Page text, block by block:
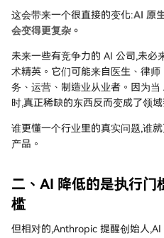
这会带来一个很直接的变化:AI 原
会变得更复杂。
未来一些有竞争力的 AI 公司,未必
术精英。它们可能来自医生、律师
务、运营、制造业从业者。因为当
时,真正稀缺的东西反而变成了领域
谁更懂一个行业里的真实问题,谁
产品。
二、AI 降低的是执行门
槛
但相对的,Anthropic 提醒创始人